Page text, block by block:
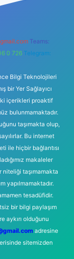
Teams:
0 726 Telegram:
Bilgi Teknolojileri
bir Yer Sağlayıcı
içerikleri proaktif
bulunmamaktadır.
taşımakta olup,
Bu internet
ile hiçbir bağlantısı
makaleler
niteliği taşımamakta
yapılmamaktadır.
tesadüfidir.
bir bilgi paylaşım
aykırı olduğunu
adresine
sitemizden